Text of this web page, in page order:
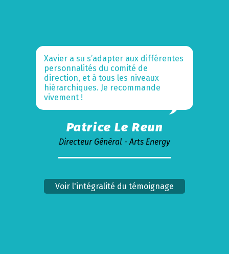
Xavier a su s’adapter aux différentes
personnalités du comité de
direction, et à tous les niveaux
hiérarchiques. Je recommande
vivement !
Patrice Le Reun
Directeur Général - Arts Energy
Voir l'intégralité du témoignage